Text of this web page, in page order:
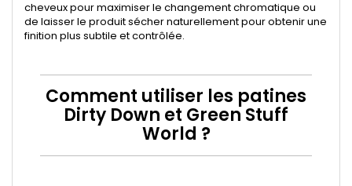
cheveux pour maximiser le changement chromatique ou
de laisser le produit sécher naturellement pour obtenir une
finition plus subtile et contrôlée.
Comment utiliser les patines
Dirty Down et Green Stuff
World ?